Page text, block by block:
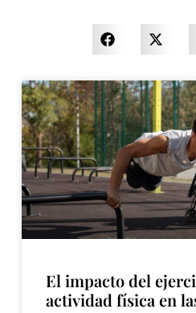
El impacto del
actividad física en